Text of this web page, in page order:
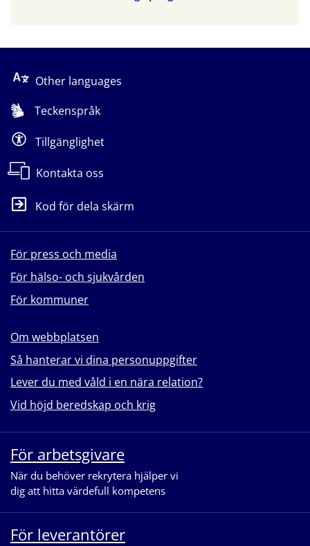
Other languages
Teckenspråk
Tillgänglighet
Kontakta oss
Kod för dela skärm
För press och media
För hälso- och sjukvården
För kommuner
Om webbplatsen
Så hanterar vi dina personuppgifter
Lever du med våld i en nära relation?
Vid höjd beredskap och krig
För arbetsgivare
När du behöver rekrytera hjälper vi
dig att hitta värdefull kompetens
För leverantörer